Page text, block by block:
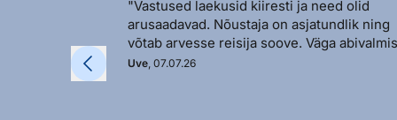
"Vastused laekusid kiiresti ja need olid
arusaadavad. Nõustaja on asjatundlik ning
võtab arvesse reisija soove. Väga
Uve, 07.07.26